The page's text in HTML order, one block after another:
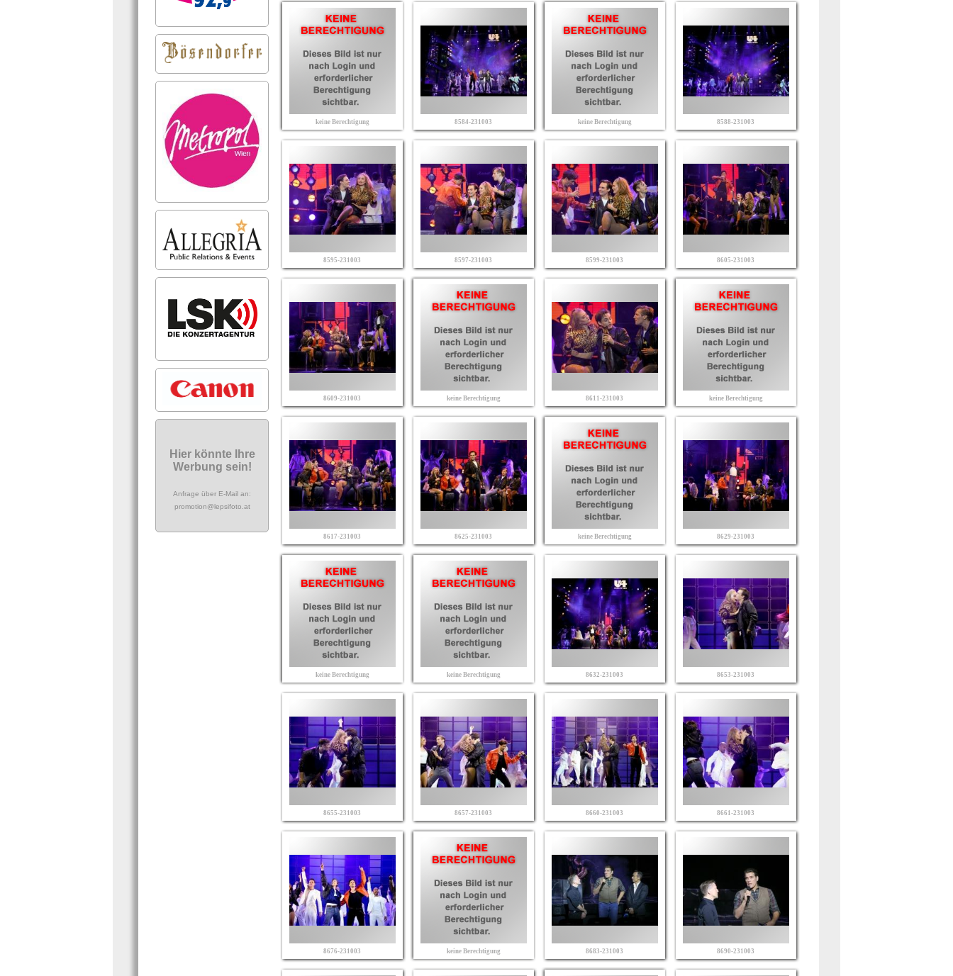
Hier könnte Ihre
Werbung sein!
Anfrage über E-Mail an:
promotion@lepsifoto.at
keine Berechtigung 8584-231003 keine Berechtigung 8588-231003
8595-231003 8597-231003 8599-231003 8605-231003
8609-231003 keine Berechtigung 8611-231003 keine Berechtigung
8617-231003 8625-231003 keine Berechtigung 8629-231003
keine Berechtigung keine Berechtigung 8632-231003 8653-231003
8655-231003 8657-231003 8660-231003 8661-231003
8676-231003 keine Berechtigung 8683-231003 8690-231003